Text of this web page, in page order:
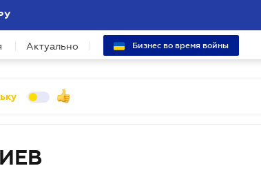
Актуально Бизнес во время войны